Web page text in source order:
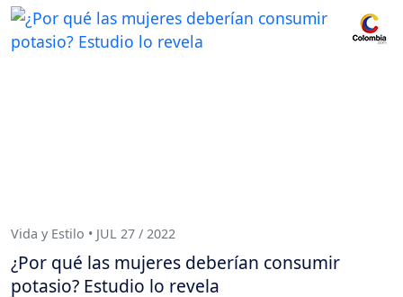
Vida y Estilo • JUL 27 / 2022
¿Por qué las mujeres deberían consumir
potasio? Estudio lo revela